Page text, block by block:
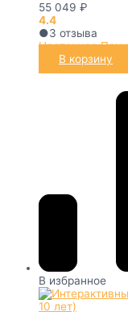
55 049 ₽
4.4
●3 отзыва
Настенное
В корзину
В избранное